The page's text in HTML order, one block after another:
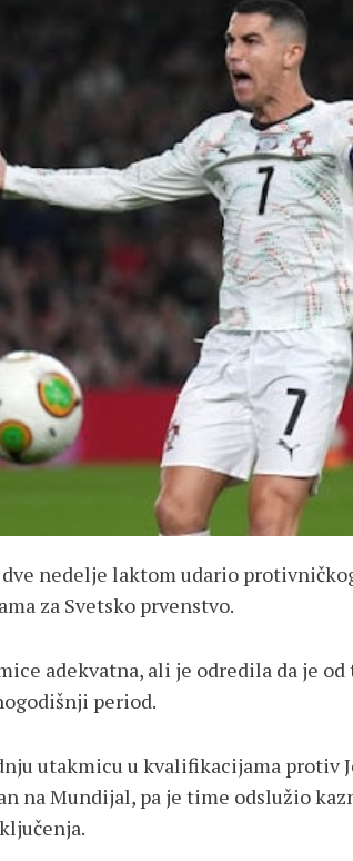
nedelje laktom udario
za Svetsko prvenstvo.
adekvatna, ali je odredila da je od
period.
utakmicu u kvalifikacijama protiv
na Mundijal, pa je time odslužio